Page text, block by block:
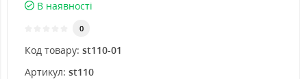
В наявності
0
Код товару: st110-01
Артикул: st110